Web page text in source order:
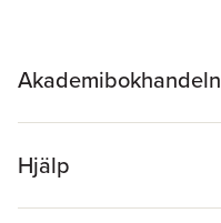
Akademibokhandeln
Hjälp